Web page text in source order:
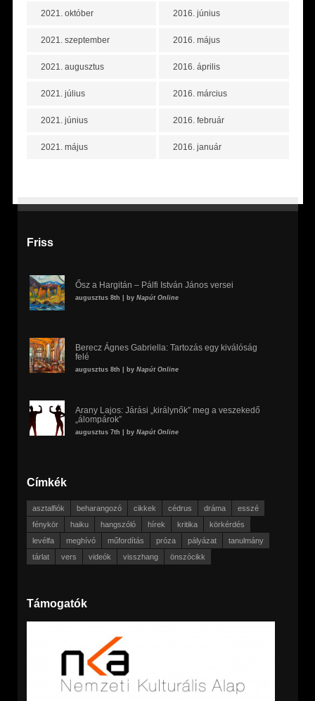
2021. október
2021. szeptember
2021. augusztus
2021. július
2021. június
2021. május
2016. június
2016. május
2016. április
2016. március
2016. február
2016. január
Friss
Ősz a Hargitán – Pálfi István János versei
augusztus 8th | by Napút Online
Berecz Ágnes Gabriella: Tartozás egy kiválóság
felé
augusztus 8th | by Napút Online
Arany Lajos: Járási „királynők” meg a veszekedő
„álompárok”
augusztus 7th | by Napút Online
Címkék
asztalfiók beharangozó cikkek cédrus dráma
esszé
fénykör
haiku hangszóló hírek kritika
körkérdés
levélfa
meghívó műfordítás próza pályázat
tanulmány
tárlat
vers videók visszhang önszócikk
Támogatók